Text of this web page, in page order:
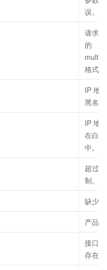
误。
请求
的
格式
IP 地
黑名
IP 地
在白
中。
超过
制。
缺少
产品
接口
存在。